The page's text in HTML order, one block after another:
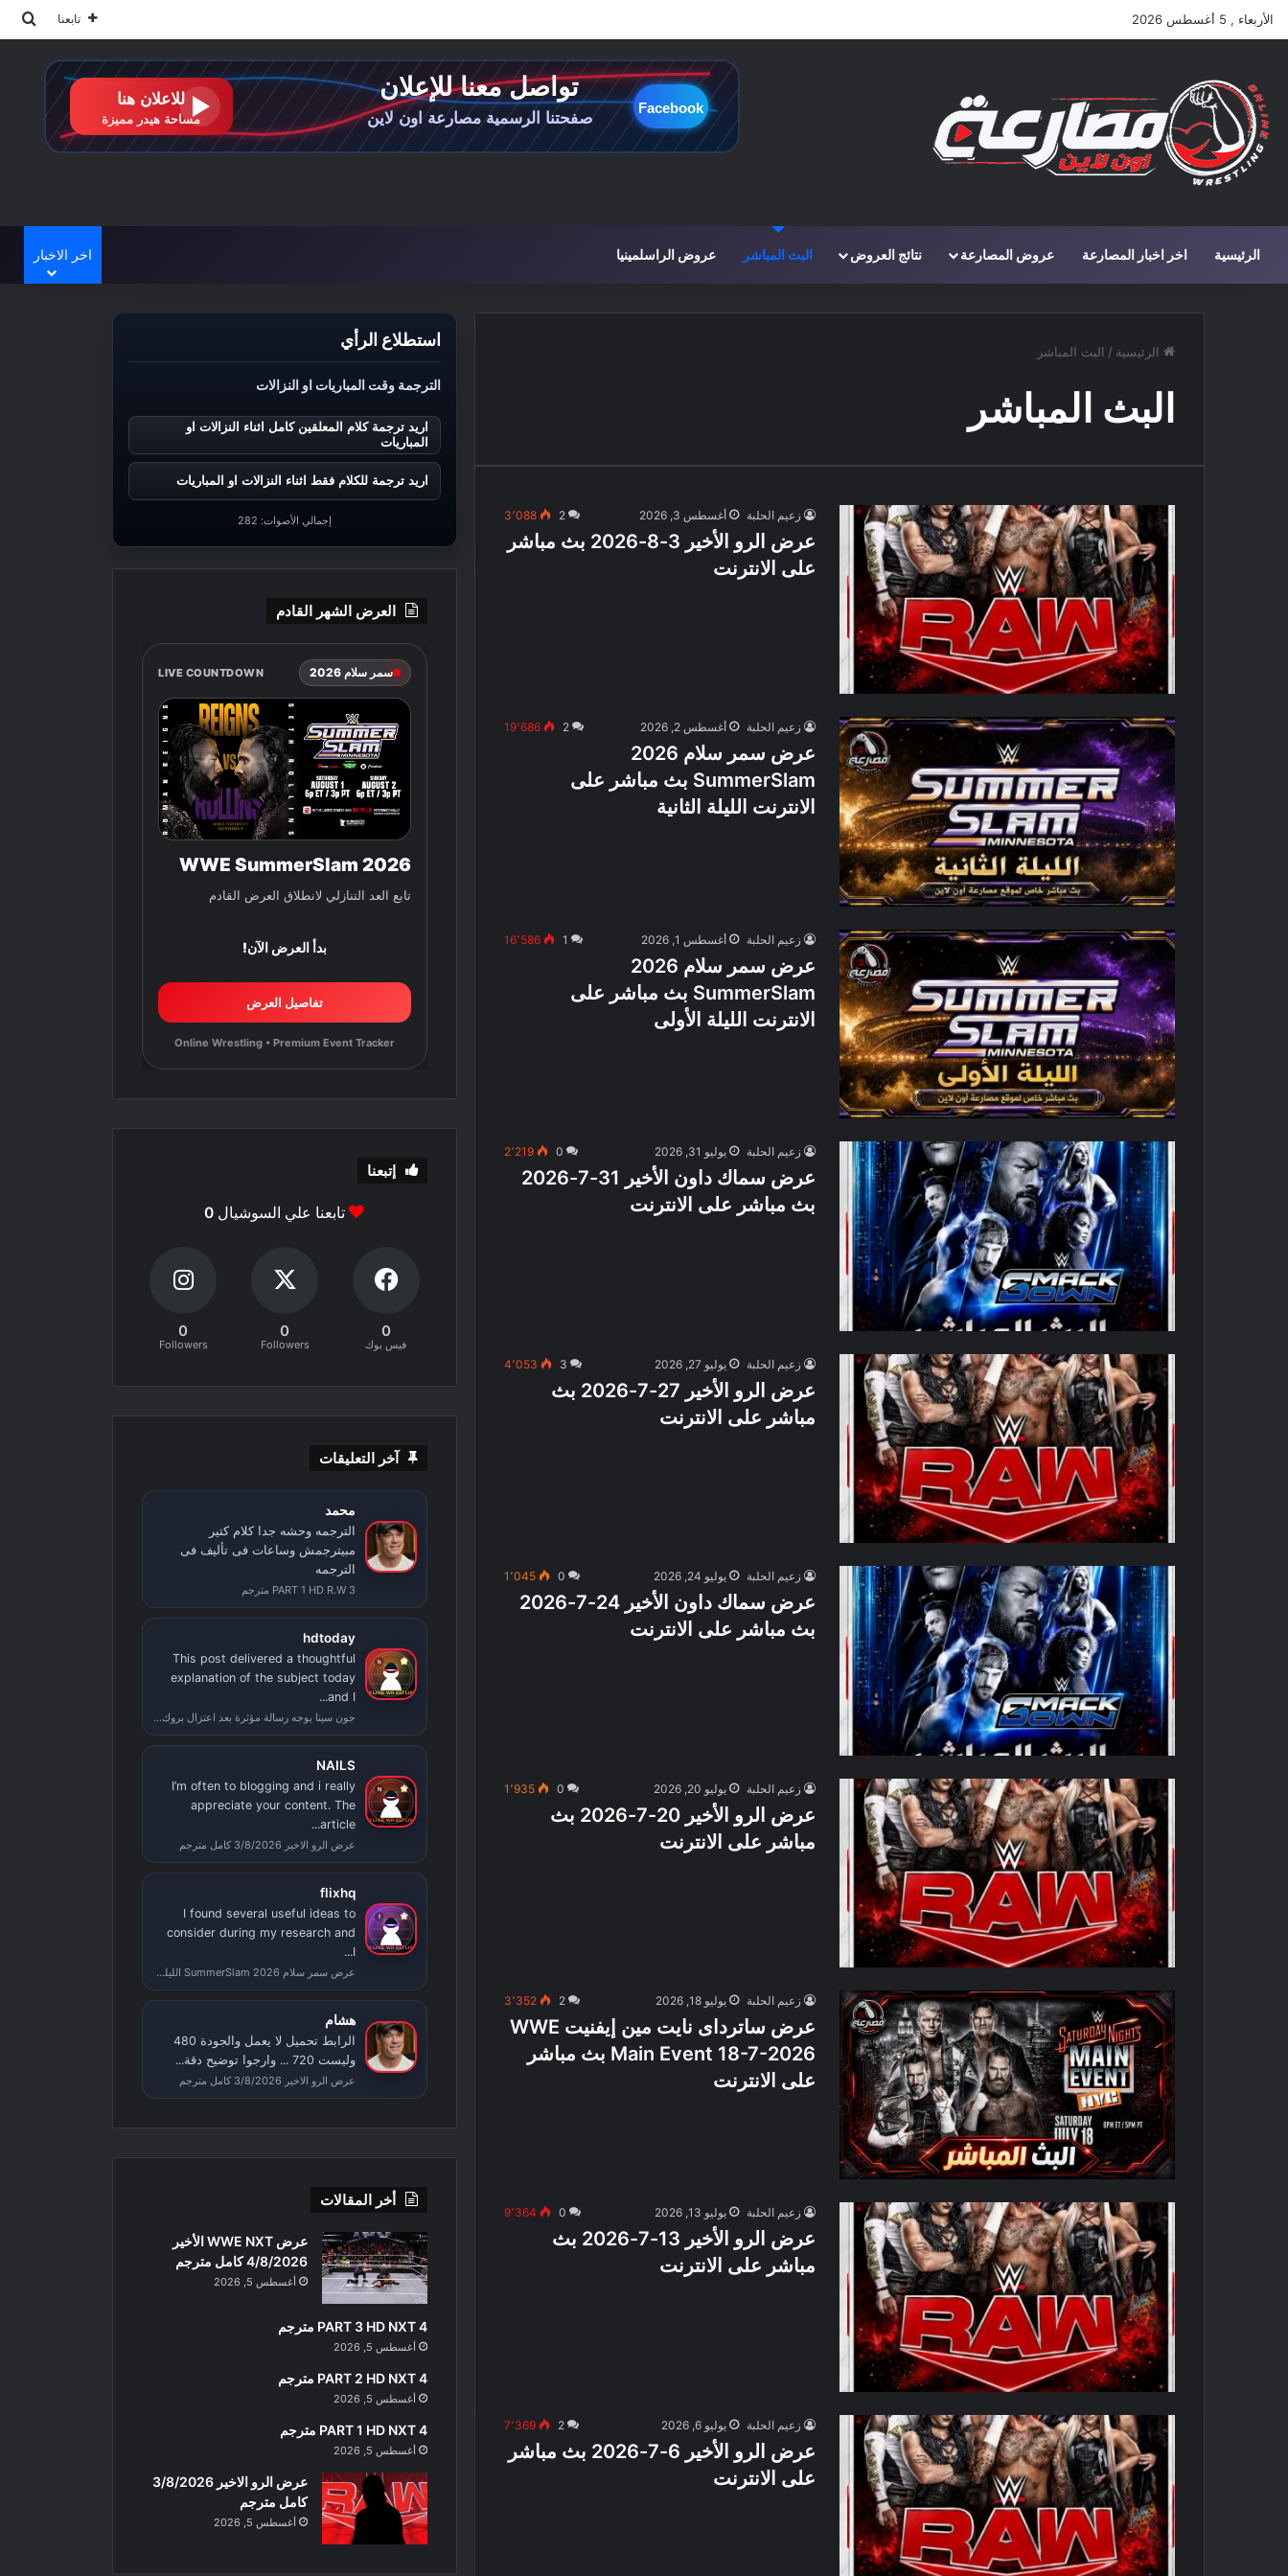
الأربعاء , 5 أغسطس 2026 تابعنا
الرئيسية اخر اخبار المصارعة عروض المصارعة نتائج العروض البث المباشر عروض الراسلمينيا اخر الاخبار
الرئيسية / البث المباشر
البث المباشر
زعيم الحلبة أغسطس 3, 2026 2 3٬088
عرض الرو الأخير 3-8-2026 بث مباشر
على الانترنت
زعيم الحلبة أغسطس 2, 2026 2 19٬686
عرض سمر سلام 2026
SummerSlam بث مباشر على
الانترنت الليلة الثانية
زعيم الحلبة أغسطس 1, 2026 1 16٬586
عرض سمر سلام 2026
SummerSlam بث مباشر على
الانترنت الليلة الأولى
زعيم الحلبة يوليو 31, 2026 0 2٬219
عرض سماك داون الأخير 31-7-2026
بث مباشر على الانترنت
زعيم الحلبة يوليو 27, 2026 3 4٬053
عرض الرو الأخير 27-7-2026 بث
مباشر على الانترنت
زعيم الحلبة يوليو 24, 2026 0 1٬045
عرض سماك داون الأخير 24-7-2026
بث مباشر على الانترنت
زعيم الحلبة يوليو 20, 2026 0 1٬935
عرض الرو الأخير 20-7-2026 بث
مباشر على الانترنت
زعيم الحلبة يوليو 18, 2026 2 3٬352
عرض ساترداى نايت مين إيفنيت WWE
Main Event 18-7-2026 بث مباشر
على الانترنت
زعيم الحلبة يوليو 13, 2026 0 9٬364
عرض الرو الأخير 13-7-2026 بث
مباشر على الانترنت
زعيم الحلبة يوليو 6, 2026 2 7٬369
عرض الرو الأخير 6-7-2026 بث مباشر
على الانترنت
استطلاع الرأي
الترجمة وقت المباريات او النزالات
اريد ترجمة كلام المعلقين كامل اثناء النزالات او
المباريات
اريد ترجمة للكلام فقط اثناء النزالات او المباريات
إجمالي الأصوات: 282
العرض الشهر القادم
سمر سلام 2026 LIVE COUNTDOWN
WWE SummerSlam 2026
تابع العد التنازلي لانطلاق العرض القادم
بدأ العرض الآن!
تفاصيل العرض
Online Wrestling • Premium Event Tracker
إتبعنا
تابعنا علي السوشيال 0
0
فيس بوك
0
Followers
0
Followers
آخر التعليقات
محمد
الترجمه وحشه جدا كلام كتير
مبيترجمش وساعات فى تأليف فى
الترجمه
PART 1 HD R.W 3 مترجم
hdtoday
This post delivered a thoughtful
explanation of the subject today
and I...
جون سينا يوجه رسالة مؤثرة بعد اعتزال بروك ليسنر عقب عرض سمر سلام
NAILS
I’m often to blogging and i really
appreciate your content. The
article...
عرض الرو الاخير 3/8/2026 كامل مترجم
flixhq
I found several useful ideas to
consider during my research and
I...
عرض سمر سلام SummerSlam 2026 الليلة الثانية كامل مترجم
هشام
الرابط تحميل لا يعمل والجودة 480
وليست 720 ... وارجوا توضيح دقة...
عرض الرو الاخير 3/8/2026 كامل مترجم
أخر المقالات
عرض WWE NXT الأخير
4/8/2026 كامل مترجم
أغسطس 5, 2026
PART 3 HD NXT 4 مترجم
أغسطس 5, 2026
PART 2 HD NXT 4 مترجم
أغسطس 5, 2026
PART 1 HD NXT 4 مترجم
أغسطس 5, 2026
عرض الرو الاخير 3/8/2026
كامل مترجم
أغسطس 5, 2026